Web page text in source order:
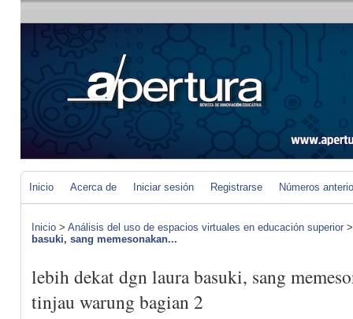
Inicio Acerca de Iniciar sesión Registrarse Números
Inicio > Análisis del uso de espacios virtuales en educación superior
basuki, sang memesonakan...
lebih dekat dgn laura basuki, sang
tinjau warung bagian 2